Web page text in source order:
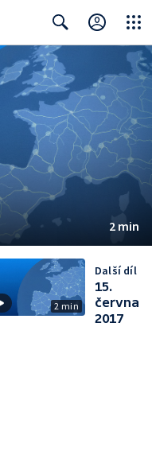
Search Close
2 min
2 min
Další díl
15.
června
2017